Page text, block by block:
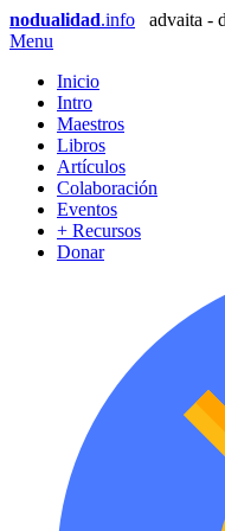
nodualidad.info
advaita -
Menu
Inicio
Intro
Maestros
Libros
Artículos
Colaboración
Eventos
+ Recursos
Donar